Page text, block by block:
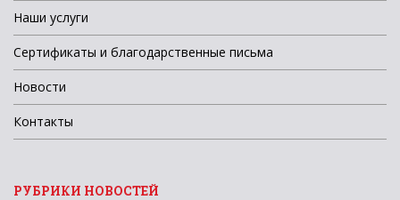
Наши услуги
Сертификаты и благодарственные письма
Новости
Контакты
РУБРИКИ НОВОСТЕЙ